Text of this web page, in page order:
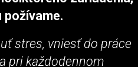
požívame.
stres, vniesť do práce
pri každodennom